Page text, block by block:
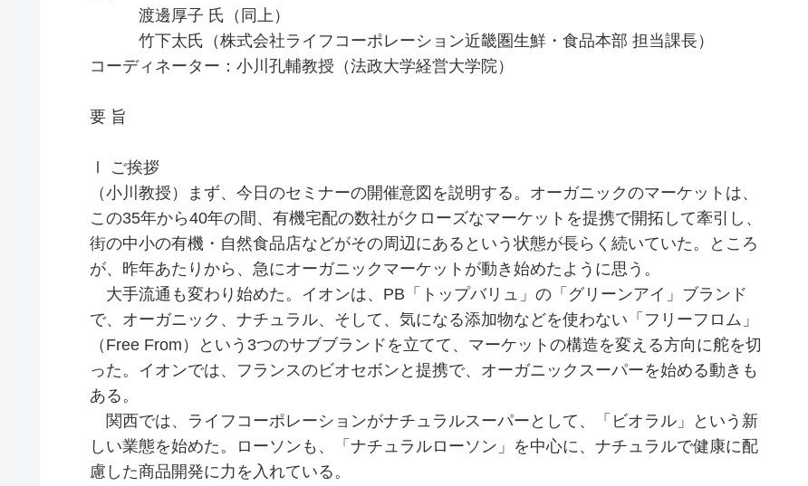
渡邊厚子 氏（同上）
竹下太氏（株式会社ライフコーポレーション近畿圏生鮮・食品本部 担当課長）
コーディネーター：小川孔輔教授（法政大学経営大学院）
要 旨
Ⅰ ご挨拶
（小川教授）まず、今日のセミナーの開催意図を説明する。オーガニックのマーケットは、
この35年から40年の間、有機宅配の数社がクローズなマーケットを提携で開拓して牽引し、
街の中小の有機・自然食品店などがその周辺にあるという状態が長らく続いていた。ところ
が、昨年あたりから、急にオーガニックマーケットが動き始めたように思う。
大手流通も変わり始めた。イオンは、PB「トップバリュ」の「グリーンアイ」ブランド
で、オーガニック、ナチュラル、そして、気になる添加物などを使わない「フリーフロム」
（Free From）という3つのサブブランドを立てて、マーケットの構造を変える方向に舵を切
った。イオンでは、フランスのビオセボンと提携で、オーガニックスーパーを始める動きも
ある。
関西では、ライフコーポレーションがナチュラルスーパーとして、「ビオラル」という新
しい業態を始めた。ローソンも、「ナチュラルローソン」を中心に、ナチュラルで健康に配
慮した商品開発に力を入れている。